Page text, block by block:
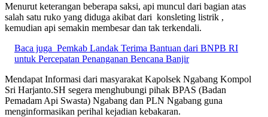
Menurut keterangan beberapa saksi, api muncul dari bagian atas
salah satu ruko yang diduga akibat dari konsleting listrik ,
kemudian api semakin membesar dan tak terkendali.
Baca juga Pemkab Landak Terima Bantuan dari BNPB RI
untuk Percepatan Penanganan Bencana Banjir
Mendapat Informasi dari masyarakat Kapolsek Ngabang Kompol
Sri Harjanto.SH segera menghubungi pihak BPAS (Badan
Pemadam Api Swasta) Ngabang dan PLN Ngabang guna
menginformasikan perihal kejadian kebakaran.